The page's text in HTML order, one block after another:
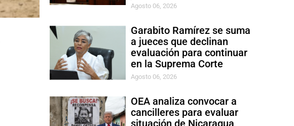
Agosto 06, 2026
Garabito Ramírez se suma
a jueces que declinan
evaluación para continuar
en la Suprema Corte
Agosto 06, 2026
OEA analiza convocar a
cancilleres para evaluar